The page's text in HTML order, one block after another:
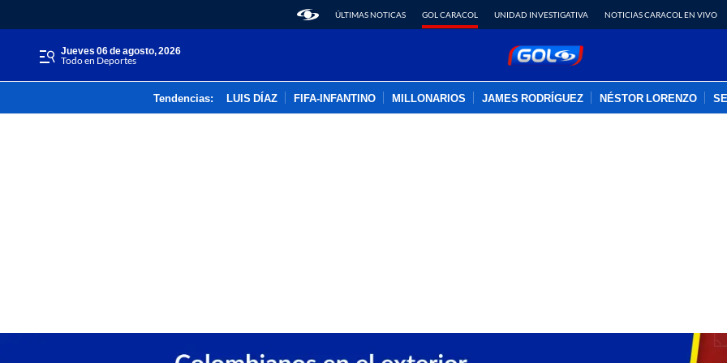
ÚLTIMAS NOTICAS GOL CARACOL UNIDAD INVESTIGATIVA NOTICIAS CARACOL EN VIVO
jueves 06 de agosto, 2026
Todo en Deportes
Tendencias: LUIS DÍAZ FIFA-INFANTINO MILLONARIOS JAMES RODRÍGUEZ NÉSTOR LORENZO